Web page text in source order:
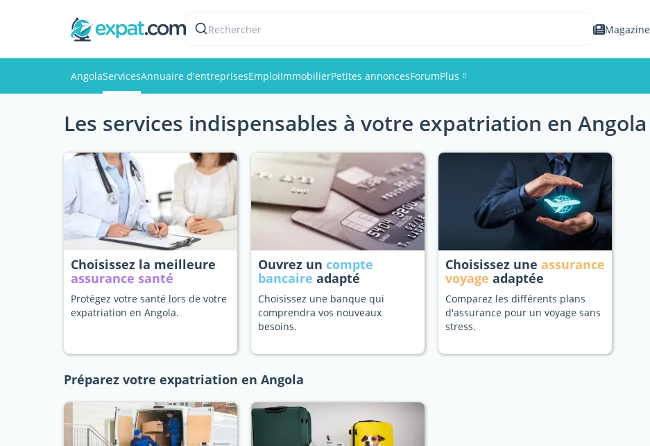
Rechercher Magazine
AngolaServicesAnnuaire d'entreprisesEmploiImmobilierPetites annoncesForumPlus
Événements
Membres
Les services indispensables à votre expatriation en Angola
Choisissez la meilleure
assurance santé
Protégez votre santé lors de votre
expatriation en Angola.
Ouvrez un compte
bancaire adapté
Choisissez une banque qui
comprendra vos nouveaux
besoins.
Choisissez une assurance
voyage adaptée
Comparez les différents plans
d'assurance pour un voyage sans
stress.
Préparez votre expatriation en Angola